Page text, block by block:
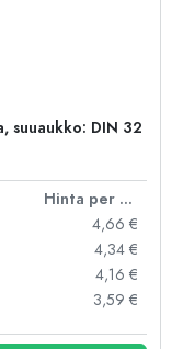
suuaukko: DIN 32
Hinta per kpl
4,66 €
4,34 €
4,16 €
3,59 €